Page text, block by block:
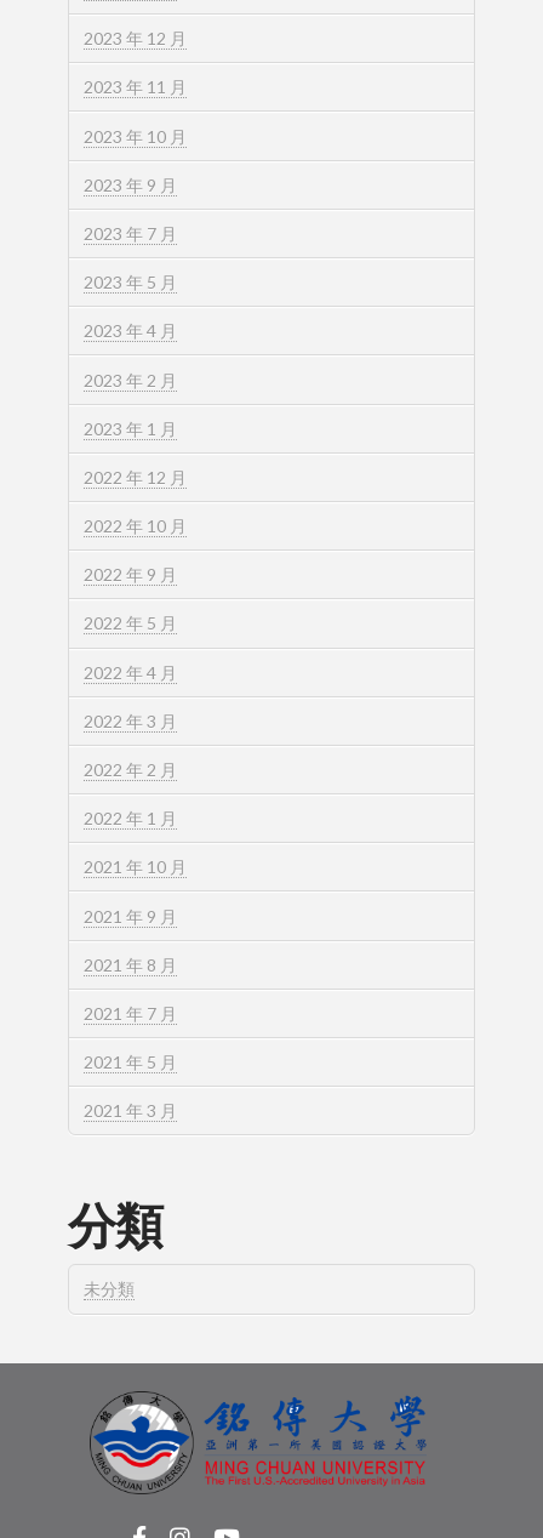
2023 年 12 月
2023 年 11 月
2023 年 10 月
2023 年 9 月
2023 年 7 月
2023 年 5 月
2023 年 4 月
2023 年 2 月
2023 年 1 月
2022 年 12 月
2022 年 10 月
2022 年 9 月
2022 年 5 月
2022 年 4 月
2022 年 3 月
2022 年 2 月
2022 年 1 月
2021 年 10 月
2021 年 9 月
2021 年 8 月
2021 年 7 月
2021 年 5 月
2021 年 3 月
分類
未分類